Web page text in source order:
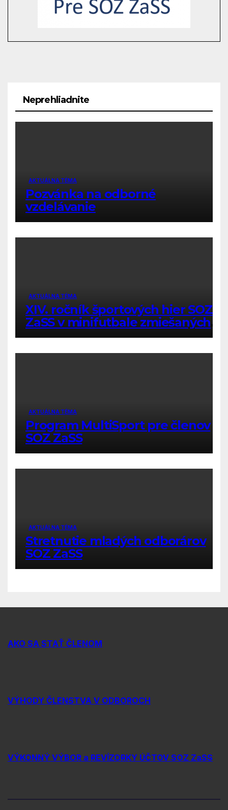
Neprehliadnite
AKTUÁLNA TÉMA
Pozvánka na odborné
vzdelávanie
AKTUÁLNA TÉMA
XIV. ročník športových hier SOZ
ZaSS v minifutbale zmiešaných
družstiev
AKTUÁLNA TÉMA
Program MultiSport pre členov
SOZ ZaSS
AKTUÁLNA TÉMA
Stretnutie mladých odborárov
SOZ ZaSS
AKO SA STAŤ ČLENOM
VÝHODY ČLENSTVA V ODBOROCH
VÝKONNÝ VÝBOR a REVÍZORKY ÚČTOV SOZ ZaSS